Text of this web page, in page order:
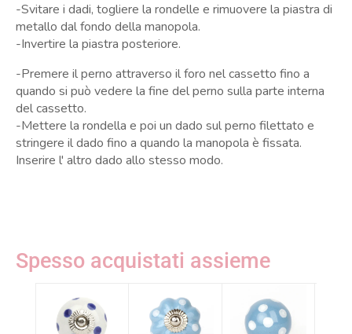
-Svitare i dadi, togliere la rondelle e rimuovere la piastra di
metallo dal fondo della manopola.
-Invertire la piastra posteriore.
-Premere il perno attraverso il foro nel cassetto fino a
quando si può vedere la fine del perno sulla parte interna
del cassetto.
-Mettere la rondella e poi un dado sul perno filettato e
stringere il dado fino a quando la manopola è fissata.
Inserire l' altro dado allo stesso modo.
Spesso acquistati assieme